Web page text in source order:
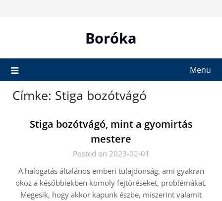
Boróka
Menu
Címke: Stiga bozótvágó
Stiga bozótvágó, mint a gyomirtás
mestere
Posted on 2023-02-01
A halogatás általános emberi tulajdonság, ami gyakran
okoz a későbbiekben komoly fejtöréseket, problémákat.
Megesik, hogy akkor kapunk észbe, miszerint valamit